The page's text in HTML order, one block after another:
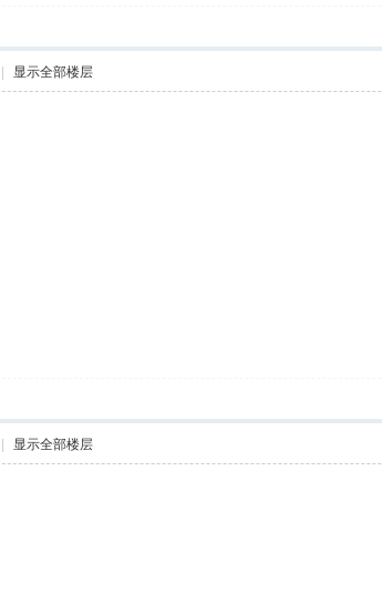
显示全部楼层
显示全部楼层